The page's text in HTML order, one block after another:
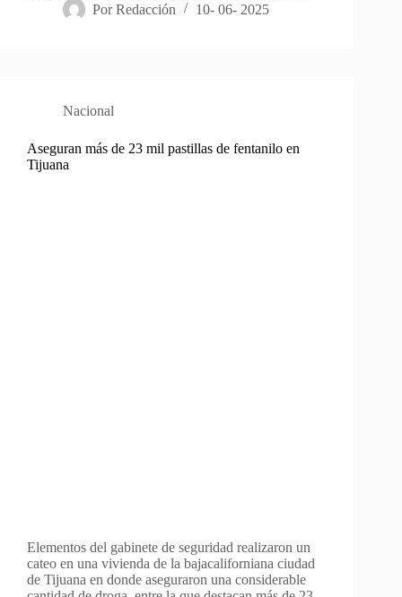
Por Redacción 10- 06- 2025
Nacional
Aseguran más de 23 mil pastillas de fentanilo en
Tijuana
Elementos del gabinete de seguridad realizaron un
cateo en una vivienda de la bajacaliforniana ciudad
de Tijuana en donde aseguraron una considerable